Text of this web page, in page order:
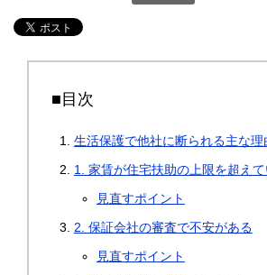
■目次
生活保護で他社に断られる主な理
1. 家賃が住宅扶助の上限を超え
見直すポイント
2. 保証会社の審査で不安がある
見直すポイント